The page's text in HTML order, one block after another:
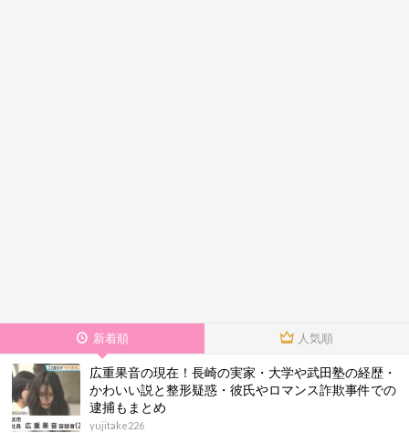
新着順 人気順
広重果音の現在！長崎の実家・大学や武田塾の経歴・
かわいい説と整形疑惑・彼氏やロマンス詐欺事件での
逮捕もまとめ
yujitake226